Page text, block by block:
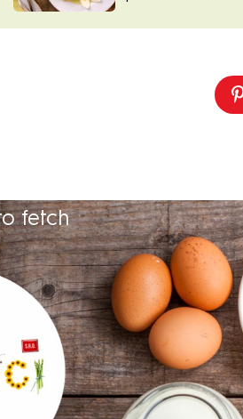
VYCHYTÁVKY
fetch
30 minut